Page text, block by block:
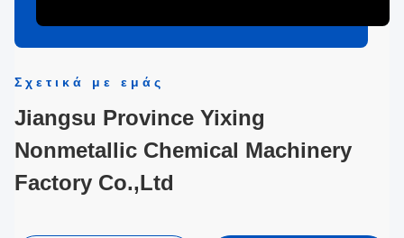
Σχετικά με εμάς
Jiangsu Province Yixing
Nonmetallic Chemical Machinery
Factory Co.,Ltd